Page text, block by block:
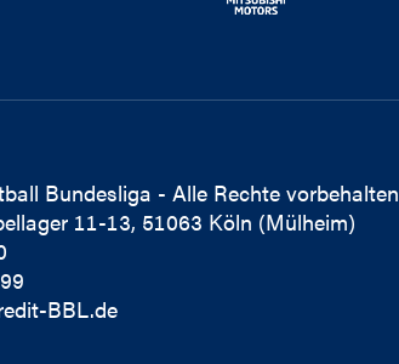
Bundesliga - Alle Rechte vorbehalten
11-13, 51063 Köln (Mülheim)
BBL.de